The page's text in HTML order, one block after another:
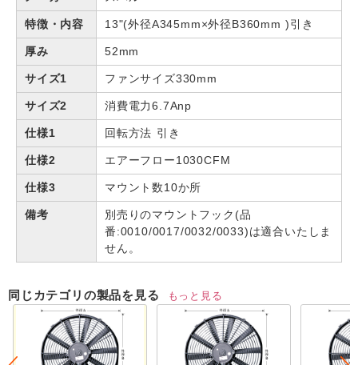
特徴・内容 13"(外径A345mm×外径B360mm )引き
厚み 52mm
サイズ1 ファンサイズ330mm
サイズ2 消費電力6.7Anp
仕様1 回転方法 引き
仕様2 エアーフロー1030CFM
仕様3 マウント数10か所
備考
別売りのマウントフック(品
番:0010/0017/0032/0033)は適合いたしま
せん。
同じカテゴリの製品を見る もっと見る